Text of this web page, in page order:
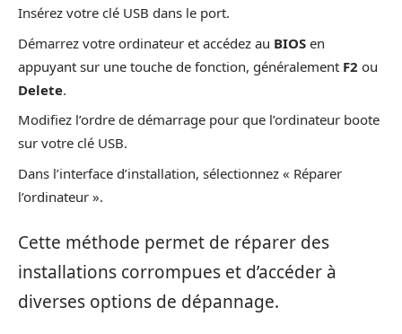
Insérez votre clé USB dans le port.
Démarrez votre ordinateur et accédez au BIOS en
appuyant sur une touche de fonction, généralement F2 ou
Delete.
Modifiez l’ordre de démarrage pour que l’ordinateur boote
sur votre clé USB.
Dans l’interface d’installation, sélectionnez « Réparer
l’ordinateur ».
Cette méthode permet de réparer des
installations corrompues et d’accéder à
diverses options de dépannage.